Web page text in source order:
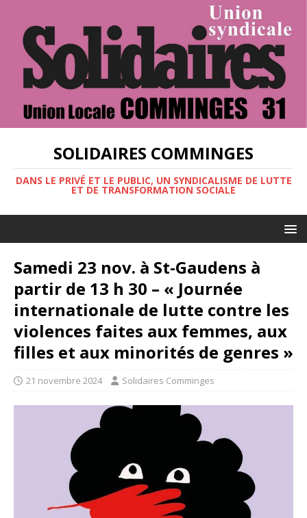
SOLIDAIRES COMMINGES
DANS LE PRIVÉ ET LE PUBLIC, UN SYNDICALISME DE LUTTE
ET DE TRANSFORMATION SOCIALE
Samedi 23 nov. à St-Gaudens à
partir de 13 h 30 – « Journée
internationale de lutte contre les
violences faites aux femmes, aux
filles et aux minorités de genres »
21 novembre 2024 Solidaires Comminges